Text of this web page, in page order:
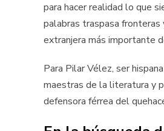
para hacer realidad lo que
palabras traspasa fronteras
extranjera más importante
Para Pilar Vélez, ser
maestras de la literatura y
defensora férrea del